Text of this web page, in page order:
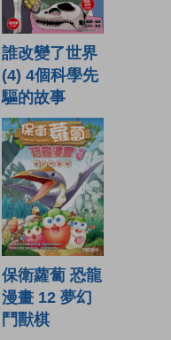
誰改變了世界
(4) 4個科學先
驅的故事
保衛蘿蔔 恐龍
漫畫 12 夢幻
鬥獸棋